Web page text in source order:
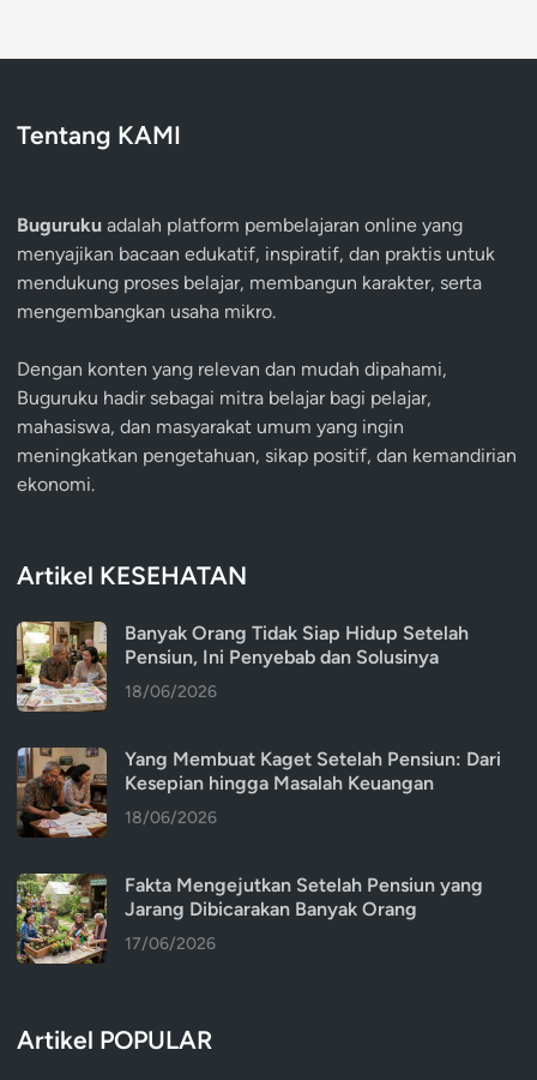
Tentang KAMI
Buguruku adalah platform pembelajaran online yang
menyajikan bacaan edukatif, inspiratif, dan praktis untuk
mendukung proses belajar, membangun karakter, serta
mengembangkan usaha mikro.
Dengan konten yang relevan dan mudah dipahami,
Buguruku hadir sebagai mitra belajar bagi pelajar,
mahasiswa, dan masyarakat umum yang ingin
meningkatkan pengetahuan, sikap positif, dan kemandirian
ekonomi.
Artikel KESEHATAN
Banyak Orang Tidak Siap Hidup Setelah
Pensiun, Ini Penyebab dan Solusinya
18/06/2026
Yang Membuat Kaget Setelah Pensiun: Dari
Kesepian hingga Masalah Keuangan
18/06/2026
Fakta Mengejutkan Setelah Pensiun yang
Jarang Dibicarakan Banyak Orang
17/06/2026
Artikel POPULAR